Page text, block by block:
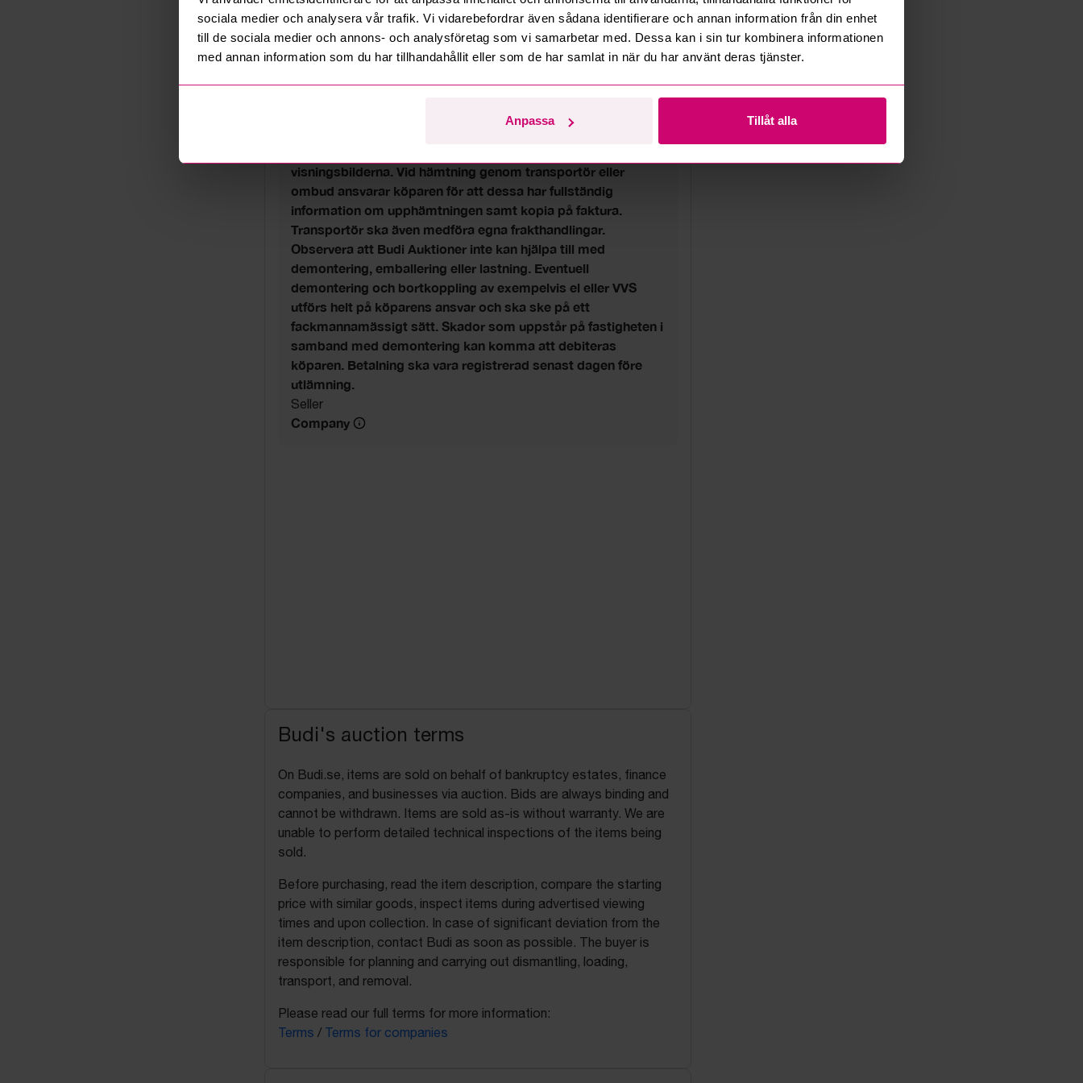
sociala medier och analysera vår trafik. Vi vidarebefordrar även sådana identifierare och annan information från din enhet
till de sociala medier och annons- och analysföretag som vi samarbetar med. Dessa kan i sin tur kombinera informationen
med annan information som du har tillhandahållit eller som de har samlat in när du har använt deras tjänster.
Anpassa Tillåt alla
Information om lokalen Lokalen är belägen på våning 4 och 5
med interntrappa mellan planen. Hiss finns i trapphuset, dock
med begränsade mått (ca 80x85 cm).
medta nödvändig utrustning såsom verktyg, bärhjälp,
emballage, stege och lämpligt transportfordon. Varorna
visningsbilderna. Vid hämtning genom transportör eller
ombud ansvarar köparen för att dessa har fullständig
information om upphämtningen samt kopia på faktura.
Transportör ska även medföra egna frakthandlingar.
Observera att Budi Auktioner inte kan hjälpa till med
demontering, emballering eller lastning. Eventuell
demontering och bortkoppling av exempelvis el eller VVS
utförs helt på köparens ansvar och ska ske på ett
fackmannamässigt sätt. Skador som uppstår på fastigheten i
samband med demontering kan komma att debiteras
köparen. Betalning ska vara registrerad senast dagen före
utlämning.
Seller
Company
Budi's auction terms
On Budi.se, items are sold on behalf of bankruptcy estates, finance
companies, and businesses via auction. Bids are always binding and
cannot be withdrawn. Items are sold as-is without warranty. We are
unable to perform detailed technical inspections of the items being
sold.
Before purchasing, read the item description, compare the starting
price with similar goods, inspect items during advertised viewing
times and upon collection. In case of significant deviation from the
item description, contact Budi as soon as possible. The buyer is
responsible for planning and carrying out dismantling, loading,
transport, and removal.
Please read our full terms for more information:
Terms / Terms for companies